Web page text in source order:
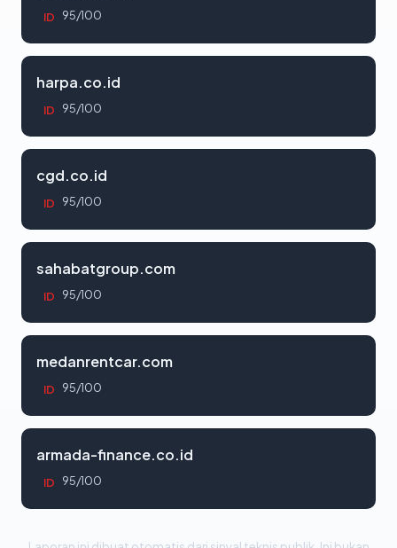
ID 95/100
harpa.co.id
ID 95/100
cgd.co.id
ID 95/100
sahabatgroup.com
ID 95/100
medanrentcar.com
ID 95/100
armada-finance.co.id
ID 95/100